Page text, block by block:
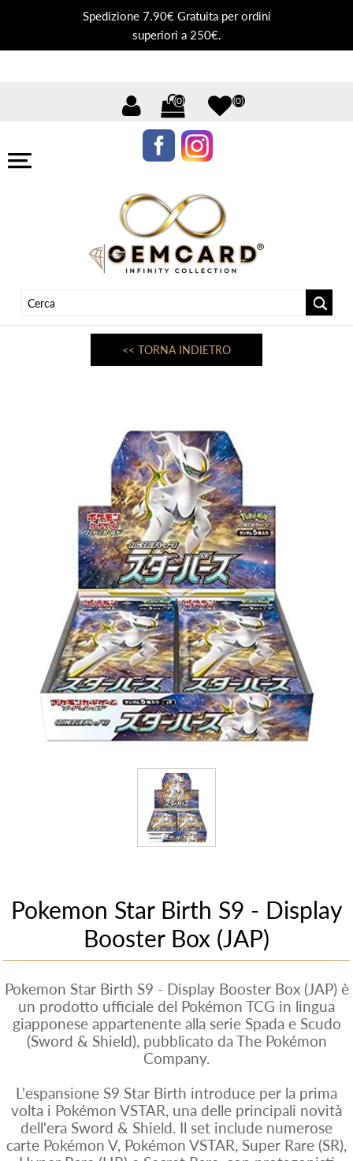
Spedizione 7.90€ Gratuita per ordini
superiori a 250€.
(0) (0)
<< TORNA INDIETRO
Pokemon Star Birth S9 - Display
Booster Box (JAP)
Pokemon Star Birth S9 - Display Booster Box (JAP) è
un prodotto ufficiale del Pokémon TCG in lingua
giapponese appartenente alla serie Spada e Scudo
(Sword & Shield), pubblicato da The Pokémon
Company.
L'espansione S9 Star Birth introduce per la prima
volta i Pokémon VSTAR, una delle principali novità
dell'era Sword & Shield. Il set include numerose
carte Pokémon V, Pokémon VSTAR, Super Rare (SR),